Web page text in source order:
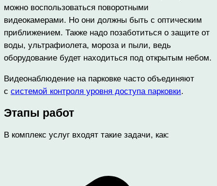
можно воспользоваться поворотными
видеокамерами. Но они должны быть с оптическим
приближением. Также надо позаботиться о защите от
воды, ультрафиолета, мороза и пыли, ведь
оборудование будет находиться под открытым небом.
Видеонаблюдение на парковке часто объединяют
с системой контроля уровня доступа парковки.
Этапы работ
В комплекс услуг входят такие задачи, как: